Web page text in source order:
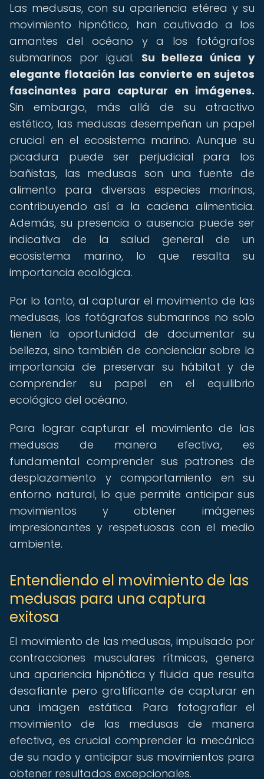
Las medusas, con su apariencia etérea y su
movimiento hipnótico, han cautivado a los
amantes del océano y a los fotógrafos
submarinos por igual. Su belleza única y
elegante flotación las convierte en sujetos
fascinantes para capturar en imágenes.
Sin embargo, más allá de su atractivo
estético, las medusas desempeñan un papel
crucial en el ecosistema marino. Aunque su
picadura puede ser perjudicial para los
bañistas, las medusas son una fuente de
alimento para diversas especies marinas,
contribuyendo así a la cadena alimenticia.
Además, su presencia o ausencia puede ser
indicativa de la salud general de un
ecosistema marino, lo que resalta su
importancia ecológica.
Por lo tanto, al capturar el movimiento de las
medusas, los fotógrafos submarinos no solo
tienen la oportunidad de documentar su
belleza, sino también de concienciar sobre la
importancia de preservar su hábitat y de
comprender su papel en el equilibrio
ecológico del océano.
Para lograr capturar el movimiento de las
medusas de manera efectiva, es
fundamental comprender sus patrones de
desplazamiento y comportamiento en su
entorno natural, lo que permite anticipar sus
movimientos y obtener imágenes
impresionantes y respetuosas con el medio
ambiente.
Entendiendo el movimiento de las
medusas para una captura
exitosa
El movimiento de las medusas, impulsado por
contracciones musculares rítmicas, genera
una apariencia hipnótica y fluida que resulta
desafiante pero gratificante de capturar en
una imagen estática. Para fotografiar el
movimiento de las medusas de manera
efectiva, es crucial comprender la mecánica
de su nado y anticipar sus movimientos para
obtener resultados excepcionales.